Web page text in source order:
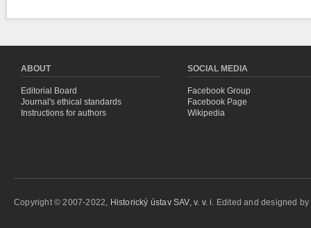
ABOUT
Editorial Board
Journal's ethical standards
Instructions for authors
SOCIAL MEDIA
Facebook Group
Facebook Page
Wikipedia
Copyright © 2007-2022, Historický ústav SAV, v. v. i. Edited and designed by